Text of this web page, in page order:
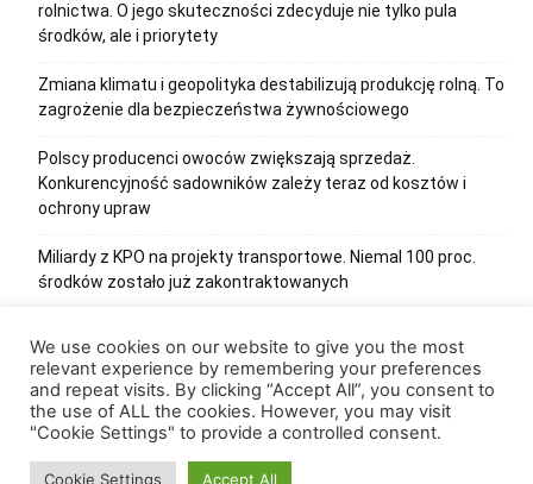
rolnictwa. O jego skuteczności zdecyduje nie tylko pula
środków, ale i priorytety
Zmiana klimatu i geopolityka destabilizują produkcję rolną. To
zagrożenie dla bezpieczeństwa żywnościowego
Polscy producenci owoców zwiększają sprzedaż.
Konkurencyjność sadowników zależy teraz od kosztów i
ochrony upraw
Miliardy z KPO na projekty transportowe. Niemal 100 proc.
środków zostało już zakontraktowanych
Tradycyjne kontrole zastępowane są czynnościami
sprawdzającymi
We use cookies on our website to give you the most
relevant experience by remembering your preferences
and repeat visits. By clicking “Accept All”, you consent to
the use of ALL the cookies. However, you may visit
"Cookie Settings" to provide a controlled consent.
Cookie Settings Accept All